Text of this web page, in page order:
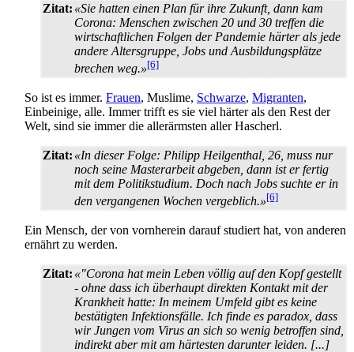
Zitat: «Sie hatten einen Plan für ihre Zukunft, dann kam
Corona: Menschen zwischen 20 und 30 treffen die
wirtschaftlichen Folgen der Pandemie härter als jede
andere Altersgruppe, Jobs und Ausbildungs­plätze
brechen weg.»[6]
So ist es immer. Frauen, Muslime, Schwarze, Migranten,
Einbeinige, alle. Immer trifft es sie viel härter als den Rest der
Welt, sind sie immer die allerärmsten aller Hascherl.
Zitat: «In dieser Folge: Philipp Heilgenthal, 26, muss nur
noch seine Master­arbeit abgeben, dann ist er fertig
mit dem Politik­studium. Doch nach Jobs suchte er in
den vergangenen Wochen vergeblich.»[6]
Ein Mensch, der von vornherein darauf studiert hat, von anderen
ernährt zu werden.
Zitat: «"Corona hat mein Leben völlig auf den Kopf gestellt
- ohne dass ich überhaupt direkten Kontakt mit der
Krankheit hatte: In meinem Umfeld gibt es keine
bestätigten Infektions­fälle. Ich finde es paradox, dass
wir Jungen vom Virus an sich so wenig betroffen sind,
indirekt aber mit am härtesten darunter leiden. [...]